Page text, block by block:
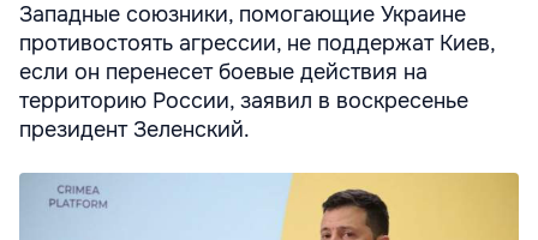
Западные союзники, помогающие Украине
противостоять агрессии, не поддержат Киев,
если он перенесет боевые действия на
территорию России, заявил в воскресенье
президент Зеленский.